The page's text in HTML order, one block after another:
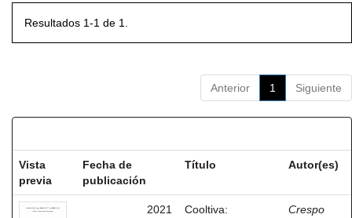
Resultados 1-1 de 1.
Anterior 1 Siguiente
Vista
previa
Fecha de
publicación
Título Autor(es)
2021
Cooltiva:
Crespo